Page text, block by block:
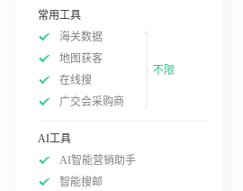
常用工具
海关数据
地图获客
在线搜
广交会采购商
不限
AI工具
AI智能营销助手
智能搜邮